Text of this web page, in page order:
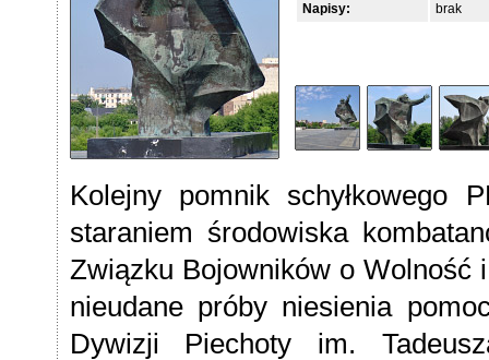
Napisy:
brak
Kolejny pomnik schyłkowego
staraniem środowiska
Związku Bojowników o Wolność
nieudane próby niesienia
Dywizji Piechoty im.